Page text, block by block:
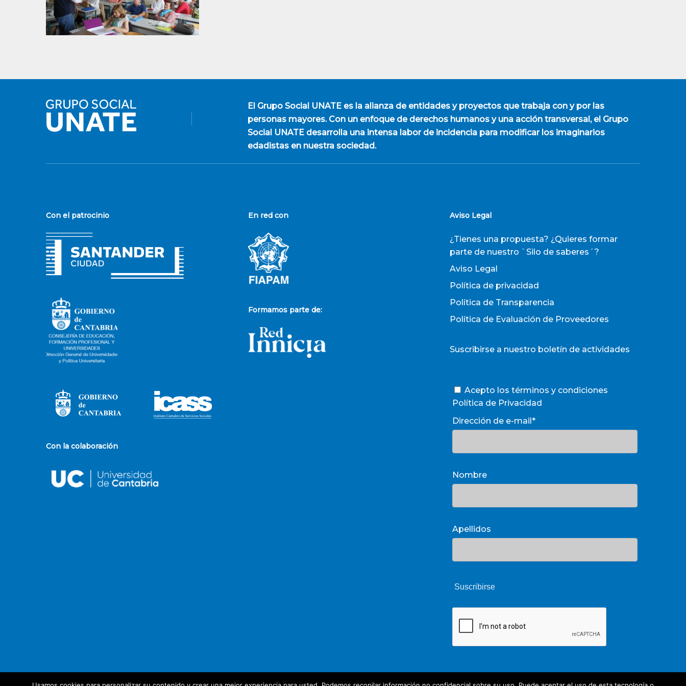
El Grupo Social UNATEes la alianza de entidades y proyectos que trabaja con y por las
personas mayores. Con un enfoque de derechos humanos y una acción transversal, el Grupo
Social UNATE desarrolla una intensa labor de incidencia para modificar los imaginarios
edadistas en nuestra sociedad.
Con el patrocinio
Con la colaboración
En red con
Formamos parte de:
Aviso Legal
¿Tienes una propuesta? ¿Quieres formar
parte de nuestro `Silo de saberes´?
Aviso Legal
Política de privacidad
Política de Transparencia
Política de Evaluación de Proveedores
Suscribirse a nuestro boletín de actividades
Acepto los términos y condiciones
Política de Privacidad
Dirección de e-mail*
Nombre
Apellidos